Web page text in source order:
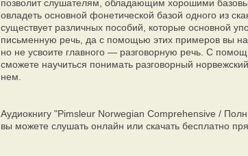
позволит слушателям, обладающим хорошими
овладеть основной фонетической базой одного из
существует различных пособий, которые основной
письменную речь, да с помощью этих примеров вы
но не усвоите главного — разговорную речь. С
сможете научиться понимать разговорный
нем.
Аудиокнигу "Pimsleur Norwegian Comprehensive /
вы можете слушать онлайн или скачать бесплатно